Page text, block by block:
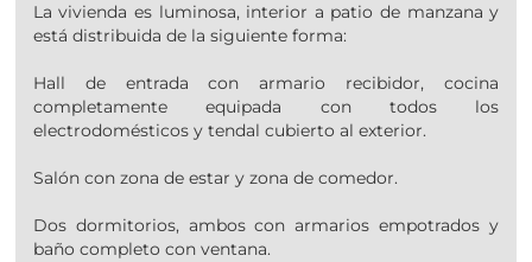
La vivienda es luminosa, interior a patio de manzana y
está distribuida de la siguiente forma:
Hall de entrada con armario recibidor, cocina
completamente equipada con todos los
electrodomésticos y tendal cubierto al exterior.
Salón con zona de estar y zona de comedor.
Dos dormitorios, ambos con armarios empotrados y
baño completo con ventana.